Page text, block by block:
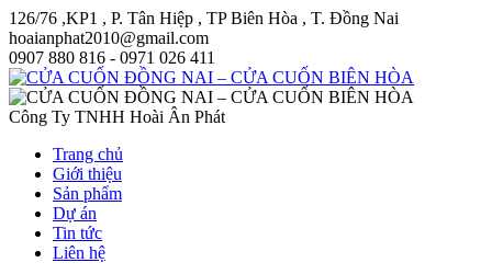
126/76 ,KP1 , P. Tân Hiệp , TP Biên Hòa , T. Đồng Nai
hoaianphat2010@gmail.com
0907 880 816 - 0971 026 411
Công Ty TNHH Hoài Ân Phát
Trang chủ
Giới thiệu
Sản phẩm
Dự án
Tin tức
Liên hệ